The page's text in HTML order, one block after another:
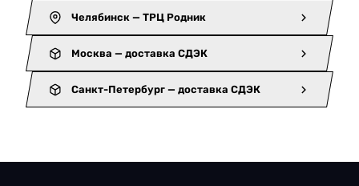
Челябинск — ТРЦ Родник
Москва — доставка СДЭК
Санкт-Петербург — доставка СДЭК